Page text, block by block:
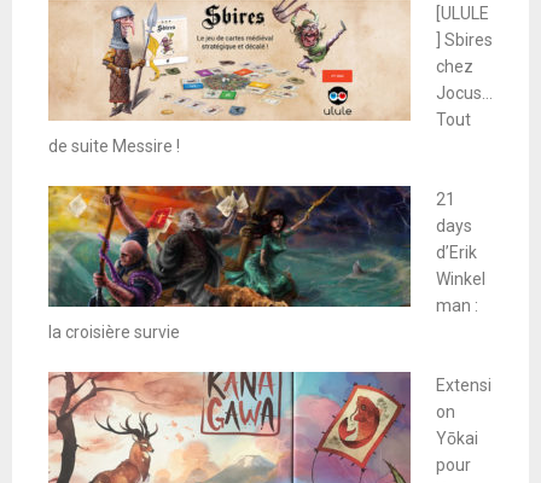
[ULULE
] Sbires
chez
Jocus…
Tout
de suite Messire !
21
days
d’Erik
Winkel
man :
la croisière survie
Extensi
on
Yōkai
pour